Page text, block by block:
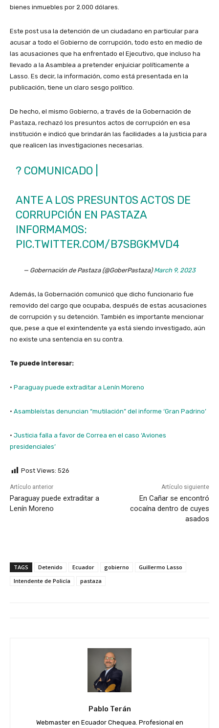
bienes inmuebles por 2.000 dólares.
Este post usa la detención de un ciudadano en particular para
acusar a todo el Gobierno de corrupción, todo esto en medio de
las acusaciones que ha enfrentado el Ejecutivo, que incluso ha
llevado a la Asamblea a pretender enjuiciar políticamente a
Lasso. Es decir, la información, como está presentada en la
publicación, tiene un claro sesgo político.
De hecho, el mismo Gobierno, a través de la Gobernación de
Pastaza, rechazó los presuntos actos de corrupción en esa
institución e indicó que brindarán las facilidades a la justicia para
que realicen las investigaciones necesarias.
? COMUNICADO |
ANTE A LOS PRESUNTOS ACTOS DE
CORRUPCIÓN EN PASTAZA
INFORMAMOS:
PIC.TWITTER.COM/B7SBGKMVD4
— Gobernación de Pastaza (@GoberPastaza)March 9, 2023
Además, la Gobernación comunicó que dicho funcionario fue
removido del cargo que ocupaba, después de estas acusaciones
de corrupción y su detención. También es importante mencionar
que, pese a que el exintendente ya está siendo investigado, aún
no existe una sentencia en su contra.
Te puede interesar:
· Paraguay puede extraditar a Lenín Moreno
· Asambleístas denuncian “mutilación” del informe ‘Gran Padrino’
· Justicia falla a favor de Correa en el caso ‘Aviones
presidenciales’
Post Views: 526
Artículo anterior
Paraguay puede extraditar a
Lenín Moreno
Artículo siguiente
En Cañar se encontró
cocaína dentro de cuyes
asados
TAGS Detenido Ecuador gobierno
Guillermo Lasso
Intendente de Policía
pastaza
Pablo Terán
Webmaster en Ecuador Chequea. Profesional en